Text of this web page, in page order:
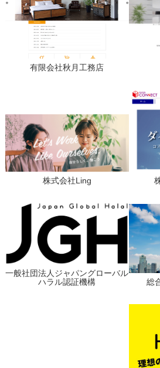
有限会社秋月工務店
株式会社Ling
一般社団法人ジャパングローバル
ハラル認証機構
総